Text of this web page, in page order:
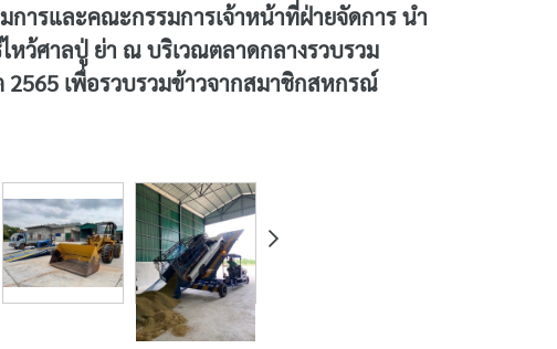
ารและคณะกรรมการเจ้าหน้าที่ฝ่ายจัดการ นำ
หว้ศาลปู่ ย่า ณ บริเวณตลาดกลางรวบรวม
เพื่อรวบรวมข้าวจากสมาชิกสหกรณ์